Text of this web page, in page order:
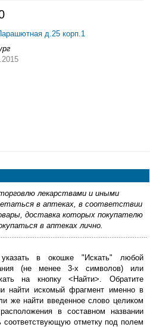
д.25 корп.1
лекарствами и иными
в аптеках, в соответствии
доставка которых покупателю
в аптеках лично.
в окошке "Искать" любой
(не менее 3-х символов) или
на кнопку <Найти>. Обратите
найти искомый фрагмент именно в
же найти введенное слово целиком
в составном названии
отметку под полем